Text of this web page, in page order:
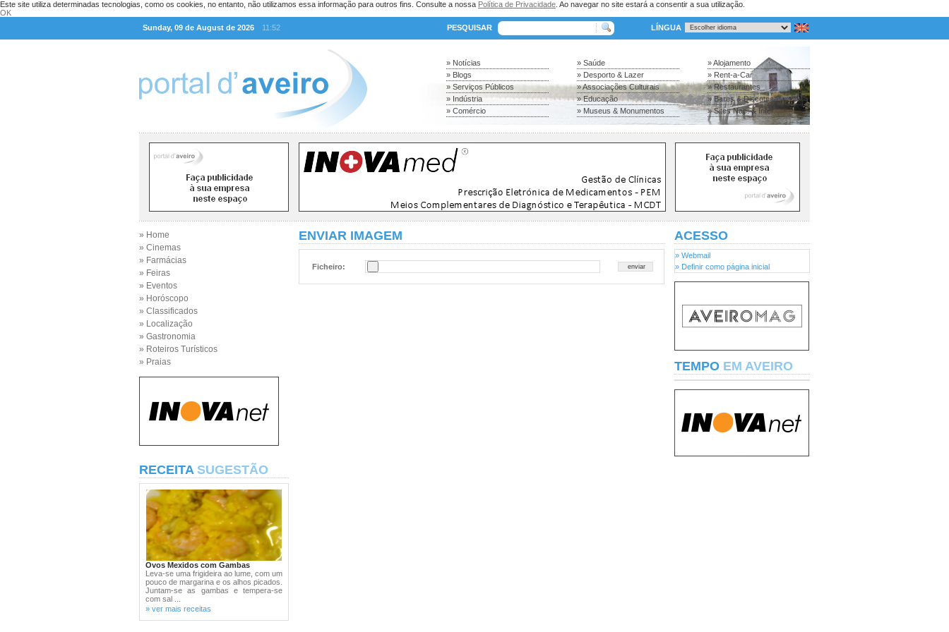
Este site utiliza determinadas tecnologias, como os cookies, no entanto, não utilizamos essa informação para outros fins. Consulte a nossa Política de Privacidade . Ao navegar no site estará a consentir a sua utilização.
OK
Sunday, 09 de August de 2026
11:52 PESQUISAR LÍNGUA
» Notícias
» Blogs
» Serviços Públicos
» Indústria
» Comércio
» Saúde
» Desporto & Lazer
» Associações Culturais
» Educação
» Museus & Monumentos
» Alojamento
» Rent-a-Car
» Restaurantes
» Bares & Discotecas
» Sites Nac. & Inter.
» Home
» Cinemas
» Farmácias
» Feiras
» Eventos
» Horóscopo
» Classificados
» Localização
» Gastronomia
» Roteiros Turísticos
» Praias
RECEITA SUGESTÃO
Ovos Mexidos com Gambas
Leva-se uma frigideira ao lume, com um
pouco de margarina e os alhos picados.
Juntam-se as gambas e tempera-se
com sal ...
» ver mais receitas
ENVIAR IMAGEM
Ficheiro:
ACESSO
» Webmail
» Definir como página inicial
TEMPO EM AVEIRO